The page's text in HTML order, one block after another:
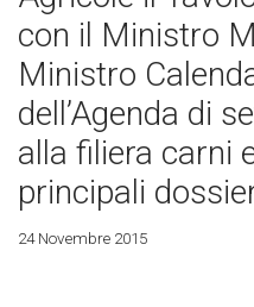
con il Ministro
Ministro
dell’Agenda di
alla filiera carni
principali
24 Novembre 2015